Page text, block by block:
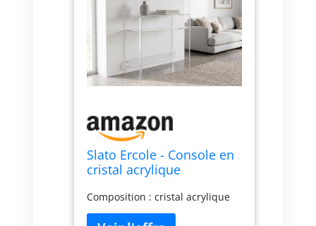
Slato Ercole - Console en
cristal acrylique
d'entrée, table salon,
salle d'attente, bureau,
Composition : cristal acrylique